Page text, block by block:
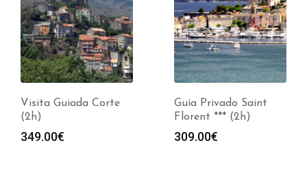
Visita Guiada Corte
(2h)
349.00€
Guía Privado Saint
Florent *** (2h)
309.00€